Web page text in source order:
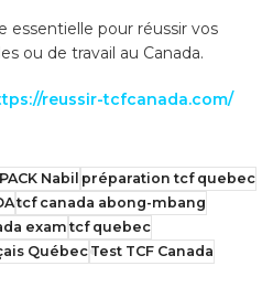
essentielle pour réussir vos
ou de travail au Canada.
reussir-tcfcanada.com/
PACK Nabil préparation tcf quebec
tcf canada abong-mbang
examtcf quebec
QuébecTest TCF Canada